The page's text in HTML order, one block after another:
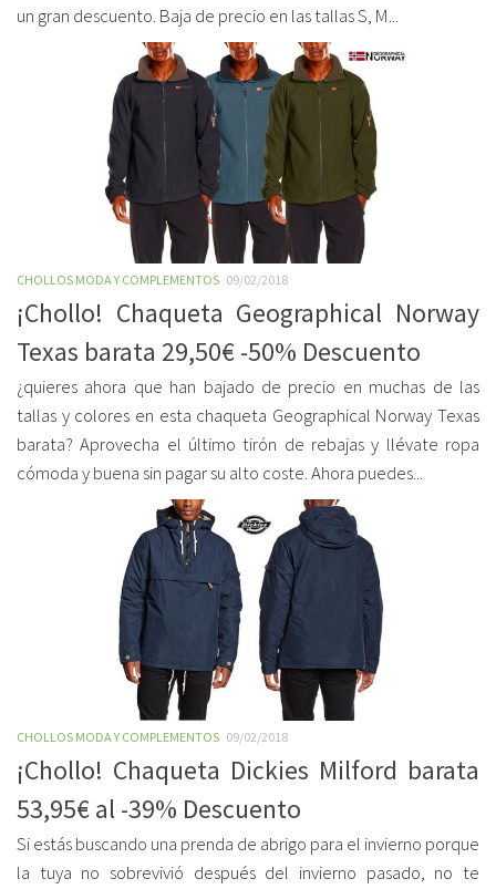
un gran descuento. Baja de precio en las tallas S, M...
CHOLLOS MODA Y COMPLEMENTOS 09/02/2018
¡Chollo! Chaqueta Geographical Norway
Texas barata 29,50€ -50% Descuento
¿quieres ahora que han bajado de precio en muchas de las
tallas y colores en esta chaqueta Geographical Norway Texas
barata? Aprovecha el último tirón de rebajas y llévate ropa
cómoda y buena sin pagar su alto coste. Ahora puedes...
CHOLLOS MODA Y COMPLEMENTOS 09/02/2018
¡Chollo! Chaqueta Dickies Milford barata
53,95€ al -39% Descuento
Si estás buscando una prenda de abrigo para el invierno porque
la tuya no sobrevivió después del invierno pasado, no te